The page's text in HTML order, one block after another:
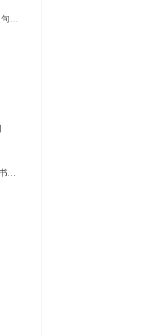
2026《岳阳楼记》山东中考名句默写预测题（含答案）
Linux操作系统应用 实训指导书、教学大纲、课程标准